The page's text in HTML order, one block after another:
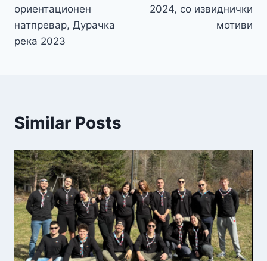
ориентационен
натпревар, Дурачка
река 2023
2024, со извиднички
мотиви
Similar Posts